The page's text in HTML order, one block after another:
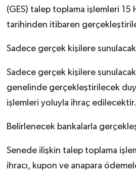
(GES) talep toplama işlemleri 15
tarihinden itibaren
Sadece gerçek kişilere sunulacak
Sadece gerçek kişilere
genelinde gerçekleştirilecek
işlemleri yoluyla ihraç edilecektir.
Belirlenecek bankalarla
Senede ilişkin talep toplama
ihracı, kupon ve anapara